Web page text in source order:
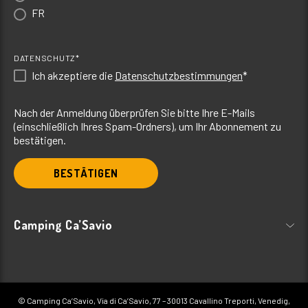
zentralen Lage, neben
Klimaanlage.
CHALETS
24 mq, 2 Zimmer, max 5
Personen.
von € 102
CHALETS
34 mq, 2 Zimmer, max
FR
DATENSCHUTZ*
Ich akzeptiere die Datenschutzbestimmungen*
Nach der Anmeldung überprüfen Sie bitte Ihre E-Mails
(einschließlich Ihres Spam-Ordners), um Ihr Abonnement zu
bestätigen.
BESTÄTIGEN
Camping Ca’Savio
© Camping Ca’Savio, Via di Ca’Savio, 77 – 30013 Cavallino Treporti, Venedig,